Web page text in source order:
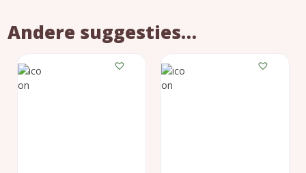
Andere suggesties…